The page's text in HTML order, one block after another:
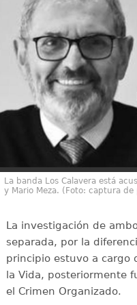
La banda Los Calavera está
y Mario Meza. (Foto: captura de
La investigación de
separada, por la
principio estuvo a cargo
la Vida, posteriormente
el Crimen Organizado.